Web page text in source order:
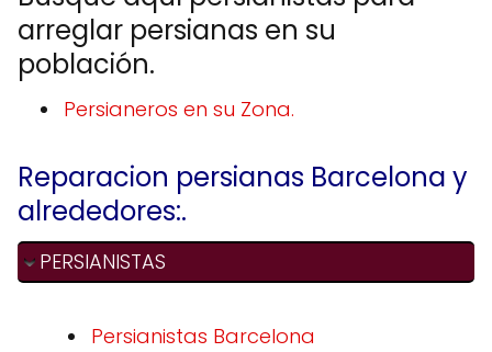
arreglar persianas en su
población.
Persianeros en su Zona.
Reparacion persianas Barcelona y
alrededores:.
PERSIANISTAS
Persianistas Barcelona